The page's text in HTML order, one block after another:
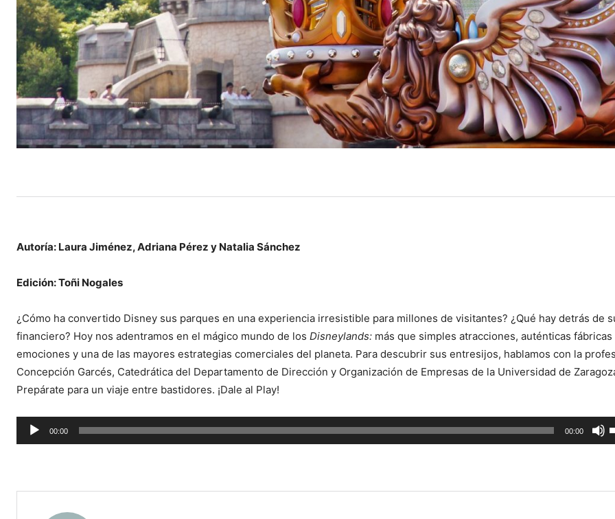
Autoría: Laura Jiménez, Adriana Pérez y Natalia Sánchez
Edición: Toñi Nogales
¿Cómo ha convertido Disney sus parques en una experiencia irresistible para millones de visitantes? ¿Qué hay detrás de
financiero? Hoy nos adentramos en el mágico mundo de los Disneylands: más que simples atracciones, auténticas fábricas
emociones y una de las mayores estrategias comerciales del planeta. Para descubrir sus entresijos, hablamos con la
Concepción Garcés, Catedrática del Departamento de Dirección y Organización de Empresas de la Universidad de
Prepárate para un viaje entre bastidores. ¡Dale al Play!
Reproductor
de
00:00 00:00